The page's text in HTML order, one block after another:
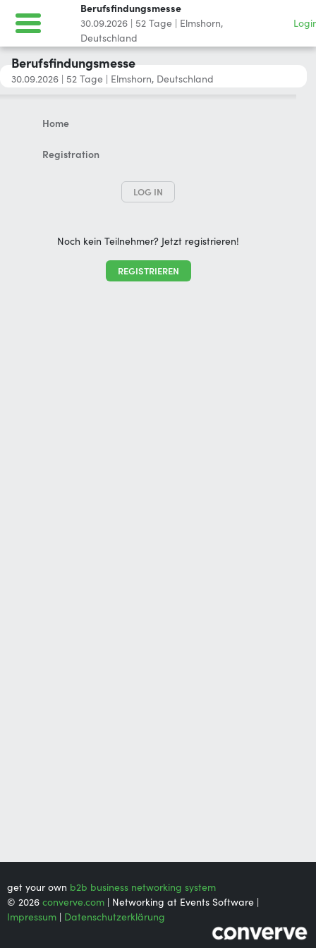
Berufsfindungsmesse
30.09.2026 | 52 Tage | Elmshorn, Deutschland
Home
Registration
LOG IN
Noch kein Teilnehmer? Jetzt registrieren!
REGISTRIEREN
Berufsfindungsmesse
30.09.2026 | 52 Tage | Elmshorn,
Deutschland
get your own b2b business networking system
© 2026 converve.com | Networking at Events Software |
Impressum | Datenschutzerklärung